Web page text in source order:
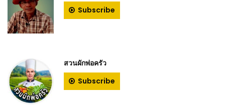
Subscribe
สวนผักพ่อครัว
Subscribe